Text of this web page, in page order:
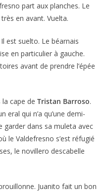
part aux planches. Le
en avant. Vuelta.
Il est suelto. Le béarnais
en particulier à gauche.
avant de prendre l’épée
cape de Tristan Barroso.
qui n’a qu’une demi-
garder dans sa muleta avec
le Valdefresno s’est réfugié
le novillero descabelle
Juanito fait un bon